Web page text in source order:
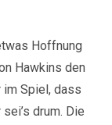
Hoffnung
Hawkins den
im Spiel, dass
drum. Die